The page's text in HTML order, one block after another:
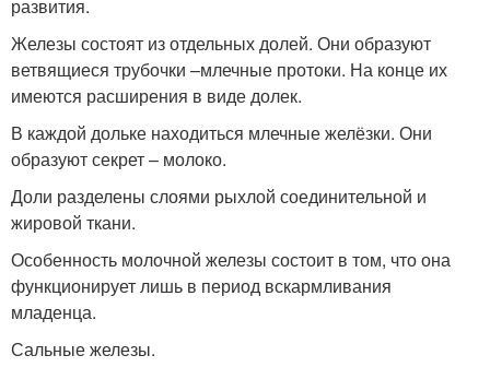
развития.
Железы состоят из отдельных долей. Они образуют
ветвящиеся трубочки –млечные протоки. На конце их
имеются расширения в виде долек.
В каждой дольке находиться млечные желёзки. Они
образуют секрет – молоко.
Доли разделены слоями рыхлой соединительной и
жировой ткани.
Особенность молочной железы состоит в том, что она
функционирует лишь в период вскармливания
младенца.
Сальные железы.